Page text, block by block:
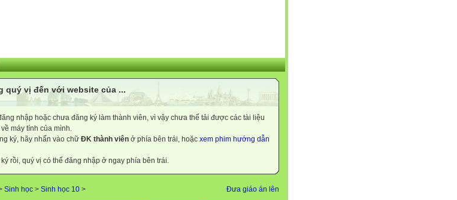
quý vị đến với website của ...
nhập hoặc chưa đăng ký làm thành viên, vì vậy chưa thể tải được các tài liệu
máy tính của mình.
ký, hãy nhấn vào chữ ĐK thành viên ở phía bên trái, hoặc xem phim hướng dẫn
rồi, quý vị có thể đăng nhập ở ngay phía bên trái.
Đưa giáo án lên
Sinh học > Sinh học 10 >